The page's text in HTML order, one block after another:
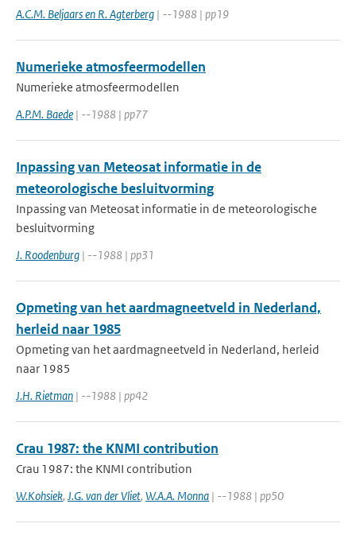
A.C.M. Beljaars en R. Agterberg | --1988 | pp19
Numerieke atmosfeermodellen
Numerieke atmosfeermodellen
A.P.M. Baede | --1988 | pp77
Inpassing van Meteosat informatie in de
meteorologische besluitvorming
Inpassing van Meteosat informatie in de meteorologische
besluitvorming
J. Roodenburg | --1988 | pp31
Opmeting van het aardmagneetveld in Nederland,
herleid naar 1985
Opmeting van het aardmagneetveld in Nederland, herleid
naar 1985
J.H. Rietman | --1988 | pp42
Crau 1987: the KNMI contribution
Crau 1987: the KNMI contribution
W.Kohsiek, J.G. van der Vliet, W.A.A. Monna | --1988 | pp50